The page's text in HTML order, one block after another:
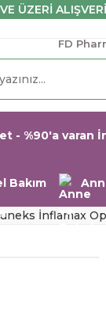
ÜZERİ
FD
- %90'a varan
Bakım
İnflamax